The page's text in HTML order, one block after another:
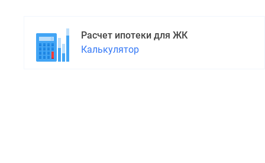
Расчет ипотеки для ЖК
Калькулятор